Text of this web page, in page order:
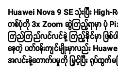
Huawei Nova 9 SE သုံးပြီး
တစ်ပုံကို 3x Zoom ဆွဲကြည့်ရာမှာ ပုံ
ကြည်ကြည်လင်လင်နဲ့ ကြည့်နိုင်မှာ ဖြစ်ပ
နေတဲ့ ပတ်ဝန်းကျင်မျိုးမှာလည်း
အလင်းနဲ့တောက်ပမှုကို မြှင့်ပြီး ရုပ်ထွက်မပ